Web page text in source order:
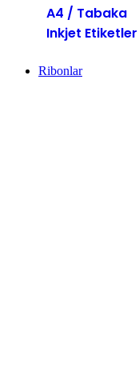
A4 / Tabaka
Inkjet Etiketler
Ribonlar